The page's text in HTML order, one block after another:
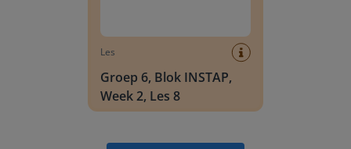
Les
Groep 6, Blok INSTAP,
Week 2, Les 8